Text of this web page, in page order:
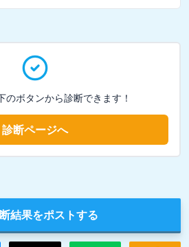
のボタンから診断できます！
診断ページへ
結果をポストする